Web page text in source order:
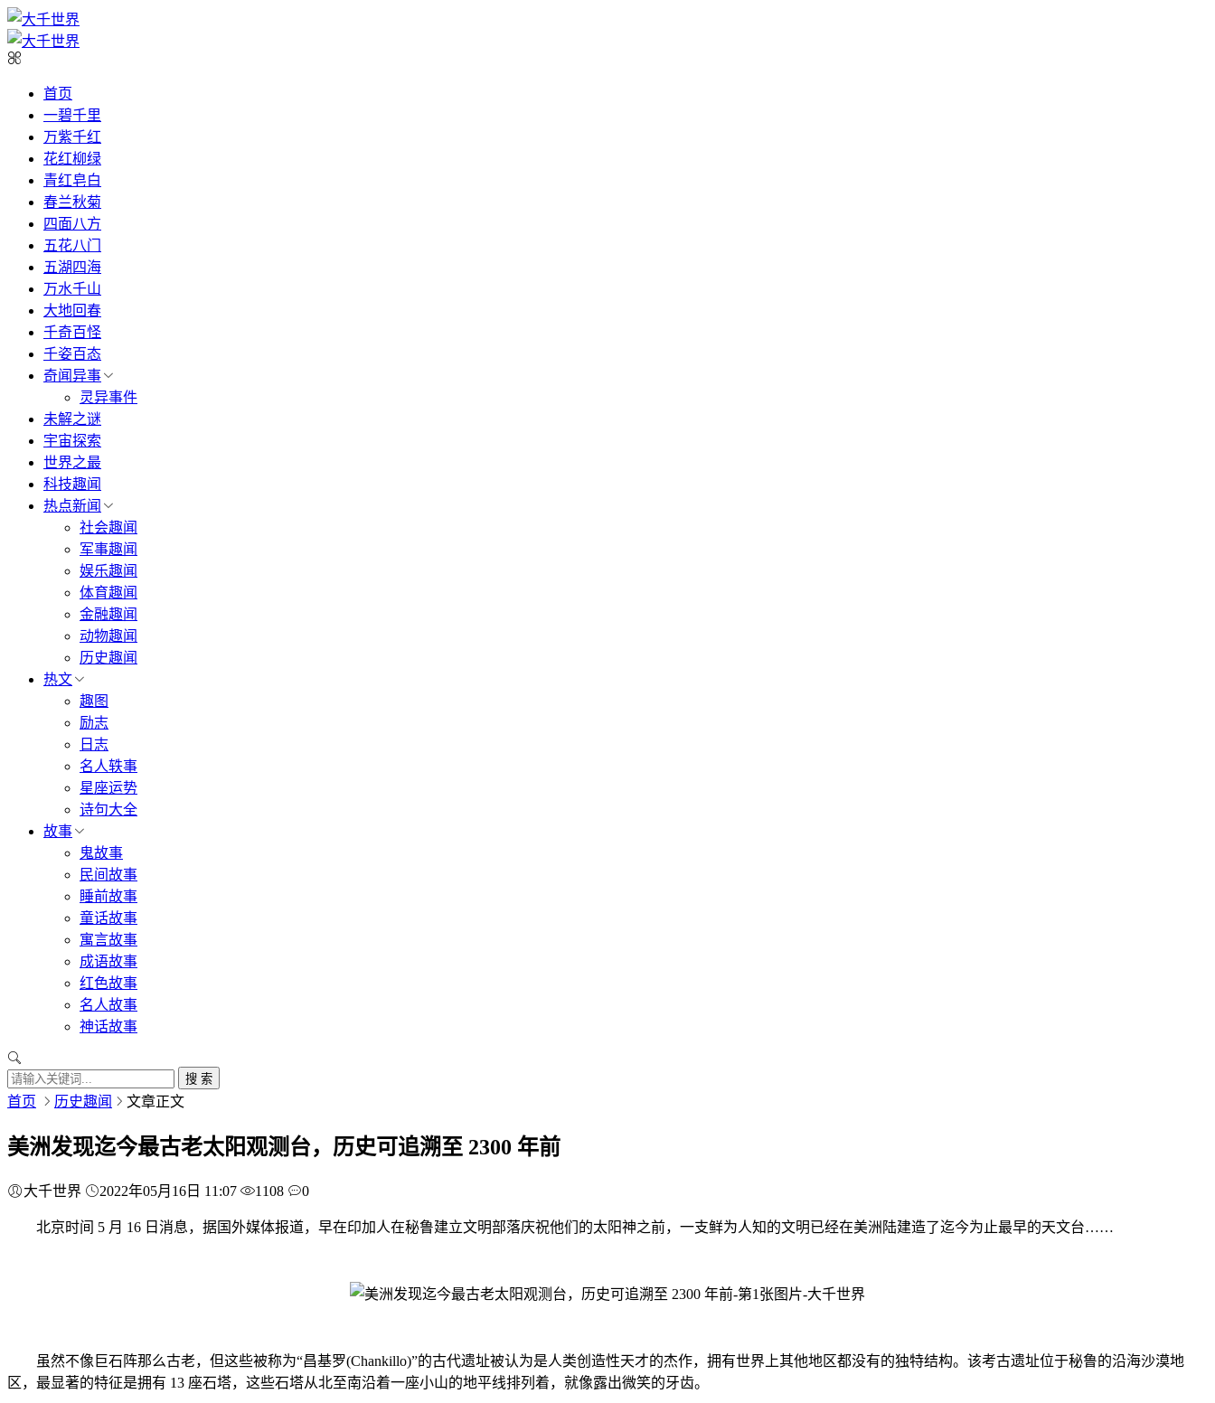
首页
一碧千里
万紫千红
花红柳绿
青红皂白
春兰秋菊
四面八方
五花八门
五湖四海
万水千山
大地回春
千奇百怪
千姿百态
奇闻异事
灵异事件
未解之谜
宇宙探索
世界之最
科技趣闻
热点新闻
社会趣闻
军事趣闻
娱乐趣闻
体育趣闻
金融趣闻
动物趣闻
历史趣闻
热文
趣图
励志
日志
名人轶事
星座运势
诗句大全
故事
鬼故事
民间故事
睡前故事
童话故事
寓言故事
成语故事
红色故事
名人故事
神话故事
搜 索
首页 历史趣闻 文章正文
美洲发现迄今最古老太阳观测台，历史可追溯至 2300 年前
大千世界 2022年05月16日 11:07 1108 0
北京时间 5 月 16 日消息，据国外媒体报道，早在印加人在秘鲁建立文明部落庆祝他们的太阳神之前，一支鲜为人知的文明已经在美洲陆建造了迄今为止最早的天文台……
虽然不像巨石阵那么古老，但这些被称为“昌基罗(Chankillo)”的古代遗址被认为是人类创造性天才的杰作，拥有世界上其他地区都没有的独特结构。该考古遗址位于秘鲁的沿海沙漠地
区，最显著的特征是拥有 13 座石塔，这些石塔从北至南沿着一座小山的地平线排列着，就像露出微笑的牙齿。